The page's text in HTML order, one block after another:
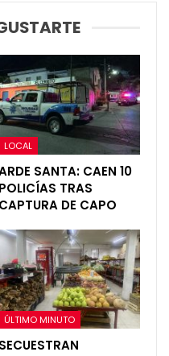
LOCAL
SANTA: CAEN 10
POLICÍAS TRAS
CAPTURA DE CAPO
ÚLTIMO MINUTO
SECUESTRAN